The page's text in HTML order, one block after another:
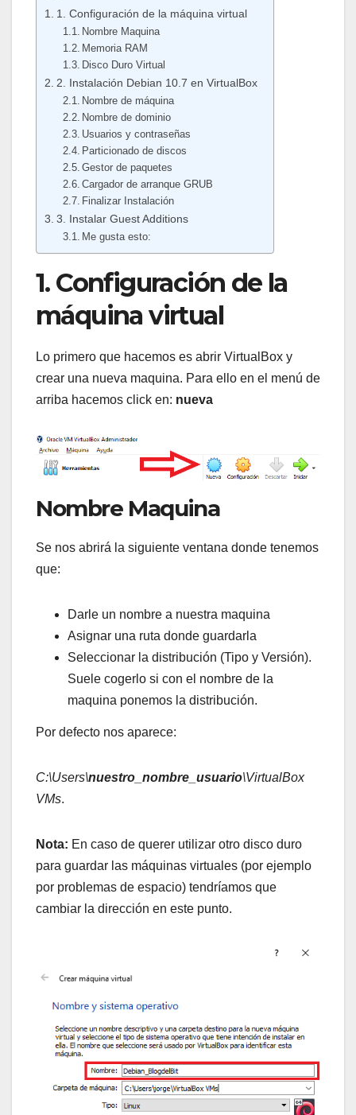
1. Configuración de la máquina virtual
Nombre Maquina
Memoria RAM
Disco Duro Virtual
2. Instalación Debian 10.7 en VirtualBox
Nombre de máquina
Nombre de dominio
Usuarios y contraseñas
Particionado de discos
Gestor de paquetes
Cargador de arranque GRUB
Finalizar Instalación
3. Instalar Guest Additions
Me gusta esto:
1. Configuración de la
máquina virtual
Lo primero que hacemos es abrir VirtualBox y
crear una nueva maquina. Para ello en el menú de
arriba hacemos click en: nueva
Nombre Maquina
Se nos abrirá la siguiente ventana donde tenemos
que:
Darle un nombre a nuestra maquina
Asignar una ruta donde guardarla
Seleccionar la distribución (Tipo y Versión).
Suele cogerlo si con el nombre de la
maquina ponemos la distribución.
Por defecto nos aparece:
C:\Users\nuestro_nombre_usuario\VirtualBox
VMs.
Nota: En caso de querer utilizar otro disco duro
para guardar las máquinas virtuales (por ejemplo
por problemas de espacio) tendríamos que
cambiar la dirección en este punto.